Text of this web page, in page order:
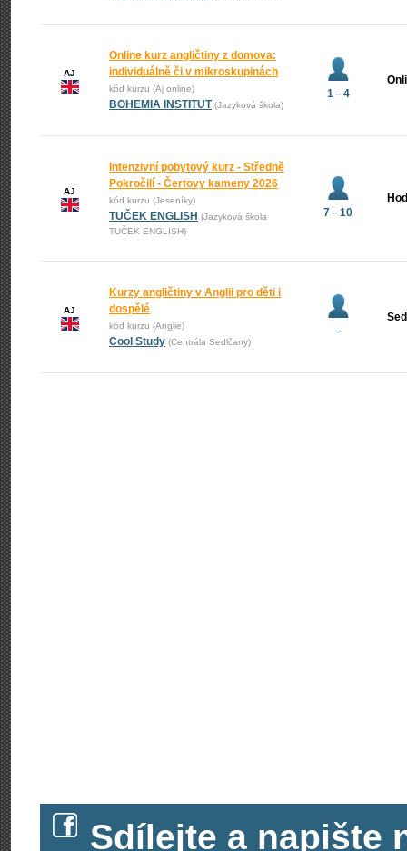
AJ
Online kurz angličtiny z domova:
individuálně či v mikroskupinách
kód kurzu (Aj online)
BOHEMIA INSTITUT (Jazyková škola)
1 – 4
AJ
Intenzivní pobytový kurz - Středně
Pokročilí - Čertovy kameny 2026
kód kurzu (Jeseníky)
TUČEK ENGLISH (Jazyková škola
TUČEK ENGLISH)
7 – 10
AJ
Kurzy angličtiny v Anglii pro děti i
dospělé
kód kurzu (Anglie)
Cool Study (Centrála Sedlčany)
–
Sdílejte a napište